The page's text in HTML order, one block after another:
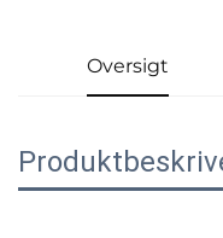
Oversigt